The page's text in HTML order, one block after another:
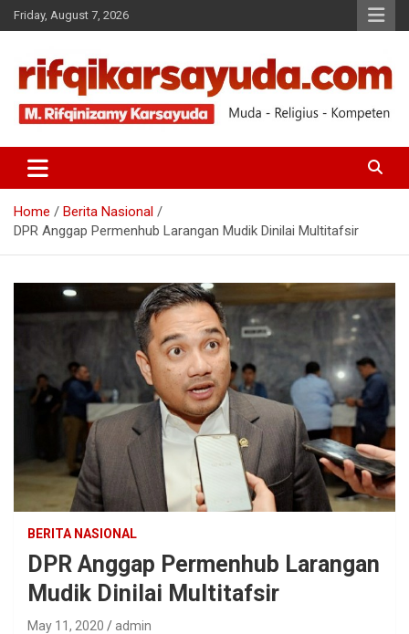
Friday, August 7, 2026
RIFQI KARSAYUDA
Home
Berita Nasional
DPR Anggap Permenhub Larangan Mudik Dinilai Multitafsir
BERITA NASIONAL
DPR Anggap Permenhub Larangan
Mudik Dinilai Multitafsir
May 11, 2020 admin